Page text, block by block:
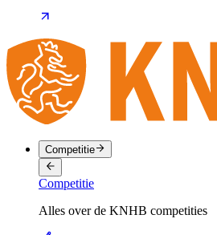
Competitie
Competitie
Alles over de KNHB competities